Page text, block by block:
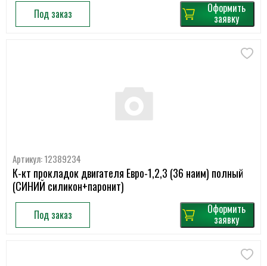
Под заказ Оформить
заявку
Артикул: 12389234
К-кт прокладок двигателя Евро-1,2,3 (36 наим) полный
(СИНИЙ силикон+паронит)
Под заказ Оформить
заявку